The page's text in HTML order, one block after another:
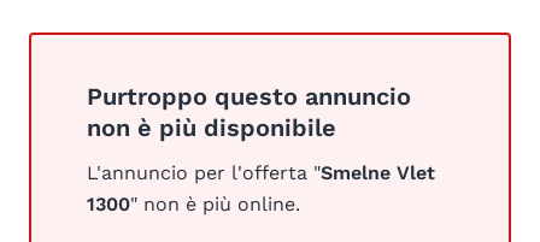
Purtroppo questo annuncio
non è più disponibile
L'annuncio per l'offerta "Smelne Vlet
1300" non è più online.